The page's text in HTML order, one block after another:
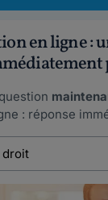
en ligne :
: réponse